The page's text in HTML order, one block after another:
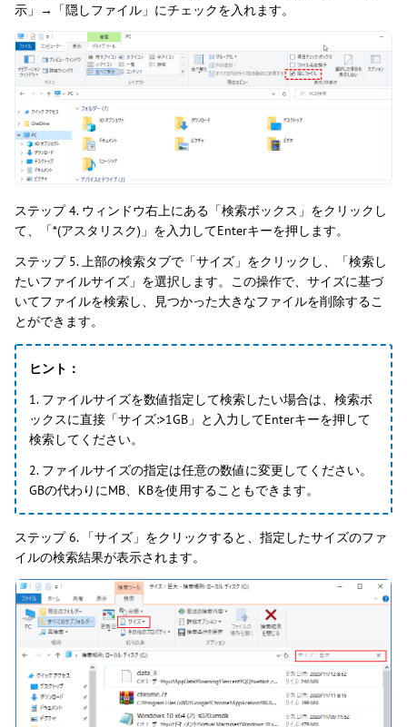
示」→「隠しファイル」にチェックを入れます。
ステップ 4. ウィンドウ右上にある「検索ボックス」をクリックし
て、「*(アスタリスク)」を入力してEnterキーを押します。
ステップ 5. 上部の検索タブで「サイズ」をクリックし、「検索し
たいファイルサイズ」を選択します。この操作で、サイズに基づ
いてファイルを検索し、見つかった大きなファイルを削除するこ
とができます。
ヒント：
1. ファイルサイズを数値指定して検索したい場合は、検索ボ
ックスに直接「サイズ:>1GB」と入力してEnterキーを押して
検索してください。
2. ファイルサイズの指定は任意の数値に変更してください。
GBの代わりにMB、KBを使用することもできます。
ステップ 6. 「サイズ」をクリックすると、指定したサイズのファ
イルの検索結果が表示されます。